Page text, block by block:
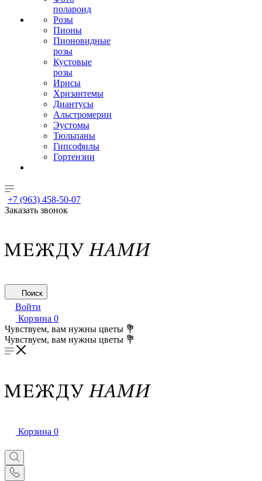
полароид
Розы
Пионы
Пионовидные
розы
Кустовые
розы
Ирисы
Хризантемы
Диантусы
Альстромерии
Эустомы
Тюльпаны
Гипсофилы
Гортензии
+7 (963) 458-50-07
Заказать звонок
Поиск
Войти
Корзина 0
Чувствуем, вам нужны цветы 💐
Чувствуем, вам нужны цветы 💐
Корзина 0